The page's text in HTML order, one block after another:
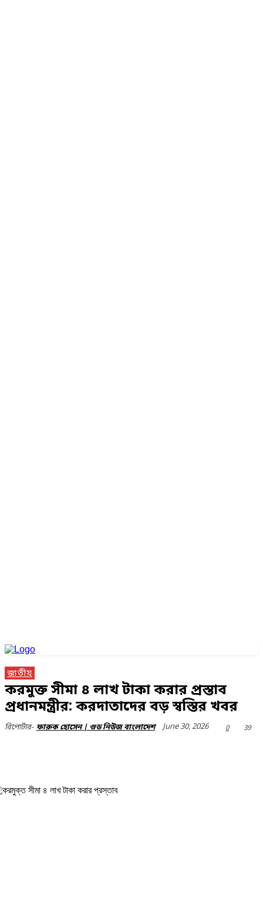
জাতীয়
করমুক্ত সীমা ৪ লাখ টাকা করার প্রস্তাব
প্রধানমন্ত্রীর: করদাতাদের বড় স্বস্তির খবর
রিপোর্টার- ফারুক হোসেন | গুড নিউজ বাংলাদেশ June 30, 2026 0 39